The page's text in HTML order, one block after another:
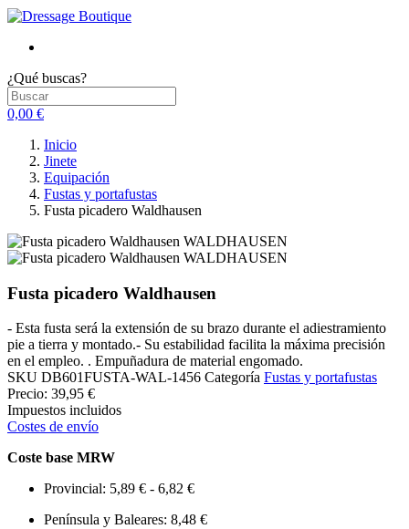
¿Qué buscas?
0,00 €
Inicio
Jinete
Equipación
Fustas y portafustas
Fusta picadero Waldhausen
Fusta picadero Waldhausen
- Esta fusta será la extensión de su brazo durante el adiestramiento
pie a tierra y montado.- Su estabilidad facilita la máxima precisión
en el empleo. . Empuñadura de material engomado.
SKU DB601FUSTA-WAL-1456 Categoría Fustas y portafustas
Precio: 39,95 €
Impuestos incluidos
Costes de envío
Coste base MRW
Provincial: 5,89 € - 6,82 €
Península y Baleares: 8,48 €